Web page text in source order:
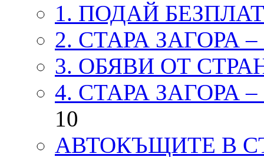
1. ПОДАЙ
2. СТАРА ЗАГОРА
3. ОБЯВИ ОТ
4. СТАРА ЗАГОРА
10
АВТОКЪЩИТЕ В